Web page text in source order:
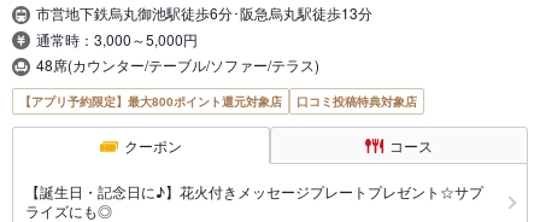
市営地下鉄烏丸御池駅徒歩6分･阪急烏丸駅徒歩13分
通常時：3,000～5,000円
48席(カウンター/テーブル/ソファー/テラス)
【アプリ予約限定】最大800ポイント還元対象店 口コミ投稿特典対象店
クーポン コース
【誕生日・記念日に♪】花火付きメッセージプレートプレゼント☆サプ
ライズにも◎